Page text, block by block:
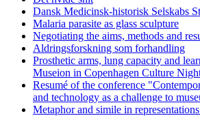
Dansk Medicinsk-historisk Selskabs
Malaria parasite as glass sculpture
Negotiating the aims, methods and
Aldringsforskning som forhandling
Prosthetic arms, lung capacity and
Museion in Copenhagen Culture
Resumé of the conference
and technology as a challenge to
Metaphor and simile in